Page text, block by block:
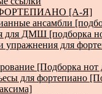
[А-Я]
ансамбли
для ДМШ [подборка
для
[Подборка нот
для фортепиано